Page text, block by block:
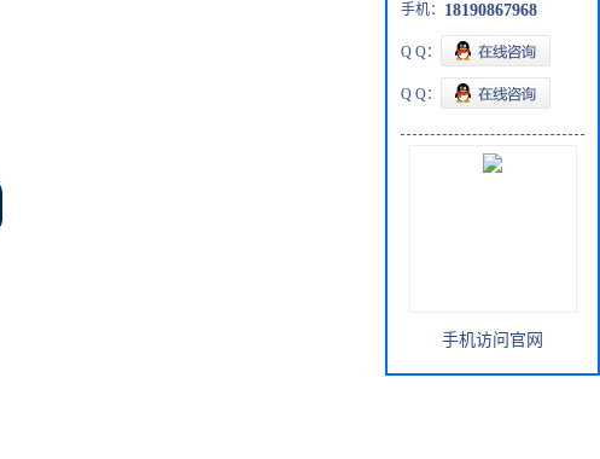
手机： 18190867968
Q Q：
Q Q：
手机访问官网